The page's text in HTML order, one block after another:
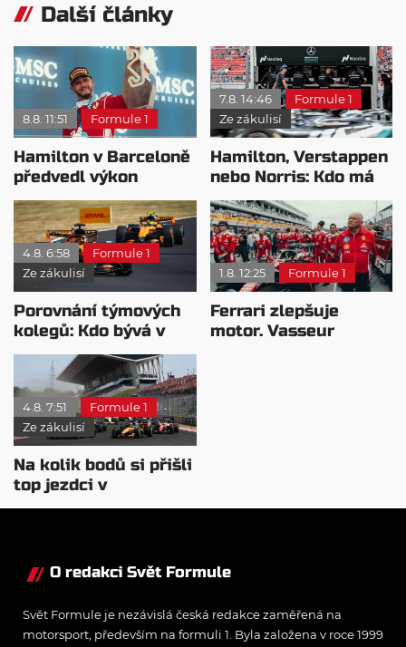
Další články
8.8. 11:51 Formule 1
Hamilton v Barceloně
předvedl výkon
pravého šampiona
7.8. 14:46
Formule 1
Ze zákulisí
Hamilton, Verstappen
nebo Norris: Kdo má
nejvyšší plat?
4.8. 6:58
Formule 1
Ze zákulisí
Porovnání týmových
kolegů: Kdo bývá v
sobotu nejrychlejší?
1.8. 12:25 Formule 1
Ferrari zlepšuje
motor. Vasseur
4.8. 7:51
Formule 1
Ze zákulisí
Na kolik bodů si přišli
top jezdci v
posledních 4
O redakci Svět Formule
Svět Formule je nezávislá česká redakce zaměřená na
motorsport, především na formuli 1. Byla založena v roce 1999